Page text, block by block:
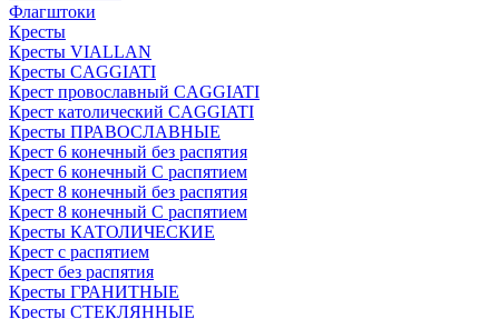
Флагштоки
Кресты
Кресты VIALLAN
Кресты CAGGIATI
Крест провославный CAGGIATI
Крест католический CAGGIATI
Кресты ПРАВОСЛАВНЫЕ
Крест 6 конечный без распятия
Крест 6 конечный С распятием
Крест 8 конечный без распятия
Крест 8 конечный С распятием
Кресты КАТОЛИЧЕСКИЕ
Крест с распятием
Крест без распятия
Кресты ГРАНИТНЫЕ
Кресты СТЕКЛЯННЫЕ